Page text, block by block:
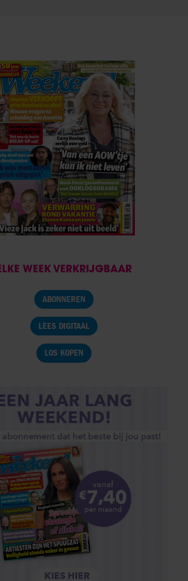
WEEK VERKRIJGBAAR
ABONNEREN
LEES DIGITAAL
LOS KOPEN